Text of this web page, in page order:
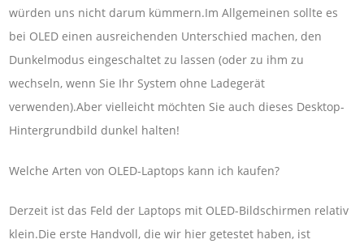
würden uns nicht darum kümmern.Im Allgemeinen sollte es
bei OLED einen ausreichenden Unterschied machen, den
Dunkelmodus eingeschaltet zu lassen (oder zu ihm zu
wechseln, wenn Sie Ihr System ohne Ladegerät
verwenden).Aber vielleicht möchten Sie auch dieses Desktop-
Hintergrundbild dunkel halten!
Welche Arten von OLED-Laptops kann ich kaufen?
Derzeit ist das Feld der Laptops mit OLED-Bildschirmen relativ
klein.Die erste Handvoll, die wir hier getestet haben, ist